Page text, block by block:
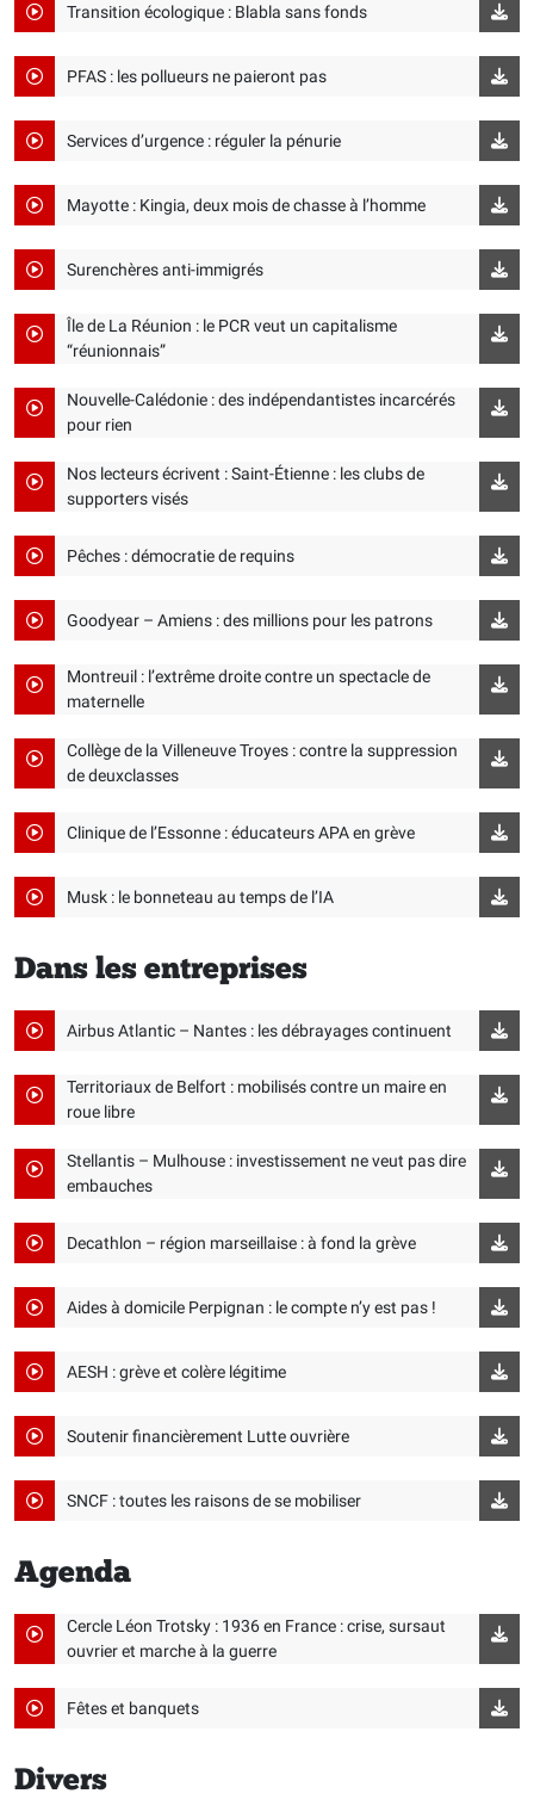
Transition écologique : Blabla sans fonds
PFAS : les pollueurs ne paieront pas
Services d’urgence : réguler la pénurie
Mayotte : Kingia, deux mois de chasse à l’homme
Surenchères anti-immigrés
Île de La Réunion : le PCR veut un capitalisme
“réunionnais”
Nouvelle-Calédonie : des indépendantistes incarcérés
pour rien
Nos lecteurs écrivent : Saint-Étienne : les clubs de
supporters visés
Pêches : démocratie de requins
Goodyear – Amiens : des millions pour les patrons
Montreuil : l’extrême droite contre un spectacle de
maternelle
Collège de la Villeneuve Troyes : contre la suppression
de deuxclasses
Clinique de l’Essonne : éducateurs APA en grève
Musk : le bonneteau au temps de l’IA
Dans les entreprises
Airbus Atlantic – Nantes : les débrayages continuent
Territoriaux de Belfort : mobilisés contre un maire en
roue libre
Stellantis – Mulhouse : investissement ne veut pas dire
embauches
Decathlon – région marseillaise : à fond la grève
Aides à domicile Perpignan : le compte n’y est pas !
AESH : grève et colère légitime
Soutenir financièrement Lutte ouvrière
SNCF : toutes les raisons de se mobiliser
Agenda
Cercle Léon Trotsky : 1936 en France : crise, sursaut
ouvrier et marche à la guerre
Fêtes et banquets
Divers